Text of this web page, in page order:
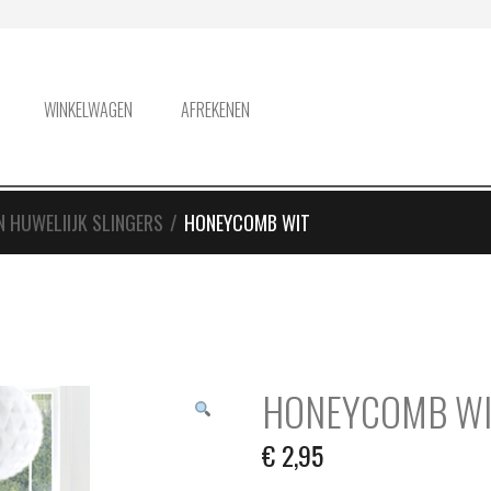
WINKELWAGEN AFREKENEN
HUWELIIJK SLINGERS / HONEYCOMB WIT
HONEYCOMB
€2,95